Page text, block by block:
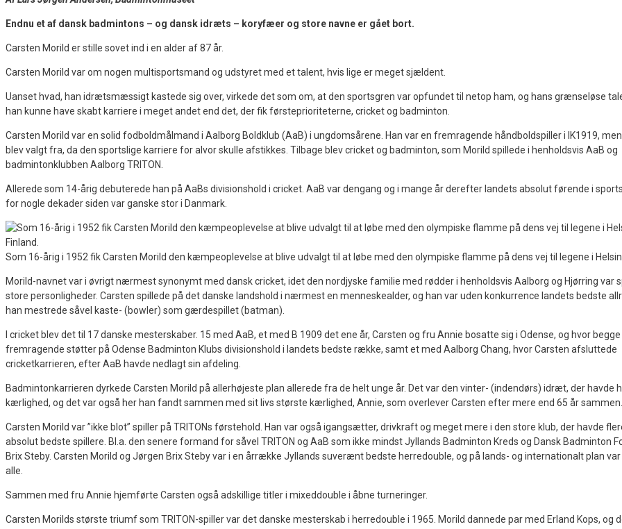
Endnu et af dansk badmintons – og dansk idræts – koryfæer og store navne er gået bort.
Carsten Morild er stille sovet ind i en alder af 87 år.
Carsten Morild var om nogen multisportsmand og udstyret med et talent, hvis lige er meget sjældent.
Uanset hvad, han idrætsmæssigt kastede sig over, virkede det som om, at den sportsgren var opfundet til netop ham, og hans grænseløse
han kunne have skabt karriere i meget andet end det, der fik førsteprioriteterne, cricket og badminton.
Carsten Morild var en solid fodboldmålmand i Aalborg Boldklub (AaB) i ungdomsårene. Han var en fremragende håndboldspiller i IK1919, men
blev valgt fra, da den sportslige karriere for alvor skulle afstikkes. Tilbage blev cricket og badminton, som Morild spillede i henholdsvis AaB og
badmintonklubben Aalborg TRITON.
Allerede som 14-årig debuterede han på AaBs divisionshold i cricket. AaB var dengang og i mange år derefter landets absolut førende i
for nogle dekader siden var ganske stor i Danmark.
Som 16-årig i 1952 fik Carsten Morild den kæmpeoplevelse at blive udvalgt til at løbe med den olympiske flamme på dens vej til legene i
Morild-navnet var i øvrigt nærmest synonymt med dansk cricket, idet den nordjyske familie med rødder i henholdsvis Aalborg og Hjørring var
store personligheder. Carsten spillede på det danske landshold i nærmest en menneskealder, og han var uden konkurrence landets bedste
han mestrede såvel kaste- (bowler) som gærdespillet (batman).
I cricket blev det til 17 danske mesterskaber. 15 med AaB, et med B 1909 det ene år, Carsten og fru Annie bosatte sig i Odense, og hvor
fremragende støtter på Odense Badminton Klubs divisionshold i landets bedste række, samt et med Aalborg Chang, hvor Carsten afsluttede
cricketkarrieren, efter AaB havde nedlagt sin afdeling.
Badmintonkarrieren dyrkede Carsten Morild på allerhøjeste plan allerede fra de helt unge år. Det var den vinter- (indendørs) idræt, der havde
kærlighed, og det var også her han fandt sammen med sit livs største kærlighed, Annie, som overlever Carsten efter mere end 65 år sammen.
Carsten Morild var ”ikke blot” spiller på TRITONs førstehold. Han var også igangsætter, drivkraft og meget mere i den store klub, der havde
absolut bedste spillere. Bl.a. den senere formand for såvel TRITON og AaB som ikke mindst Jyllands Badminton Kreds og Dansk Badminton
Brix Steby. Carsten Morild og Jørgen Brix Steby var i en årrække Jyllands suverænt bedste herredouble, og på lands- og internationalt plan
alle.
Sammen med fru Annie hjemførte Carsten også adskillige titler i mixeddouble i åbne turneringer.
Carsten Morilds største triumf som TRITON-spiller var det danske mesterskab i herredouble i 1965. Morild dannede par med Erland Kops, og